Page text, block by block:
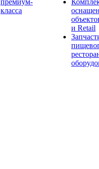
премиум-
класса
и Retail